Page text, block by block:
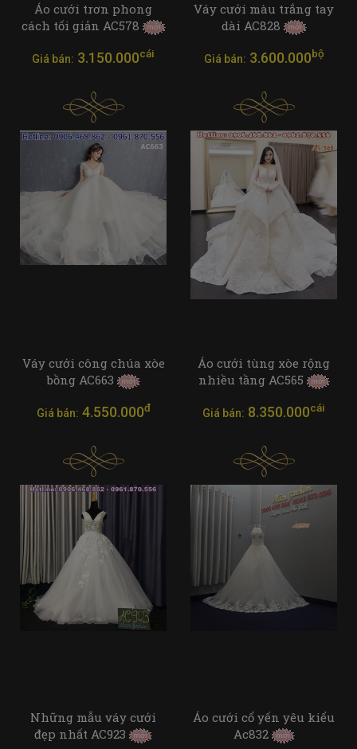
Áo cưới trơn phong
cách tối giản AC578
Giá bán: 3.150.000cái
Váy cưới màu trắng tay
dài AC828
Giá bán: 3.600.000bộ
Váy cưới công chúa xòe
bồng AC663
Giá bán: 4.550.000đ
Áo cưới tùng xòe rộng
nhiều tầng AC565
Giá bán: 8.350.000cái
Những mẫu váy cưới
đẹp nhất AC923
Áo cưới cổ yến yêu kiểu
Ac832